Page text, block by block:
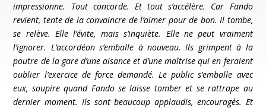
impressionne. Tout concorde. Et tout s’accélère. Car Fando
revient, tente de la convaincre de l’aimer pour de bon. Il tombe,
se relève. Elle l’évite, mais s’inquiète. Elle ne peut vraiment
l’ignorer. L’accordéon s’emballe à nouveau. Ils grimpent à la
poutre de la gare d’une aisance et d’une maîtrise qui en feraient
oublier l’exercice de force demandé. Le public s’emballe avec
eux, soupire quand Fando se laisse tomber et se rattrape au
dernier moment. Ils sont beaucoup applaudis, encouragés. Et